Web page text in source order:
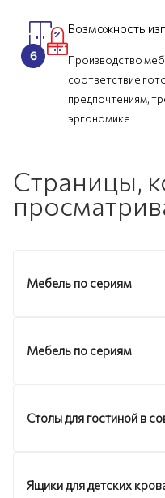
Возможность
Производство
соответствие
предпочтениям,
эргономике
Страницы,
Мебель по сериям
Мебель по сериям
Столы для гостиной в
Ящики для детских